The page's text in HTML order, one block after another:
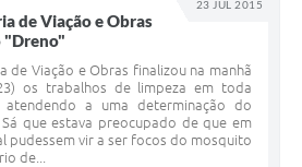
23 JUL 2015
de Viação e Obras
"Dreno"
de Viação e Obras finalizou na manhã
os trabalhos de limpeza em toda
a uma determinação do
que estava preocupado de que em
pudessem vir a ser focos do mosquito
de...